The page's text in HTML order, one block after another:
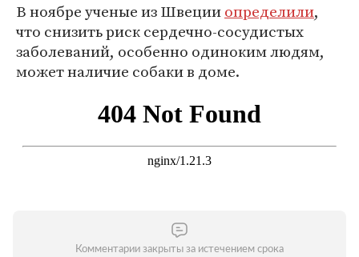
В ноябре ученые из Швецииопределили,
что снизить риск сердечно-сосудистых
заболеваний, особенно одиноким людям,
может наличие собаки в доме.
Комментарии закрыты за истечением срока